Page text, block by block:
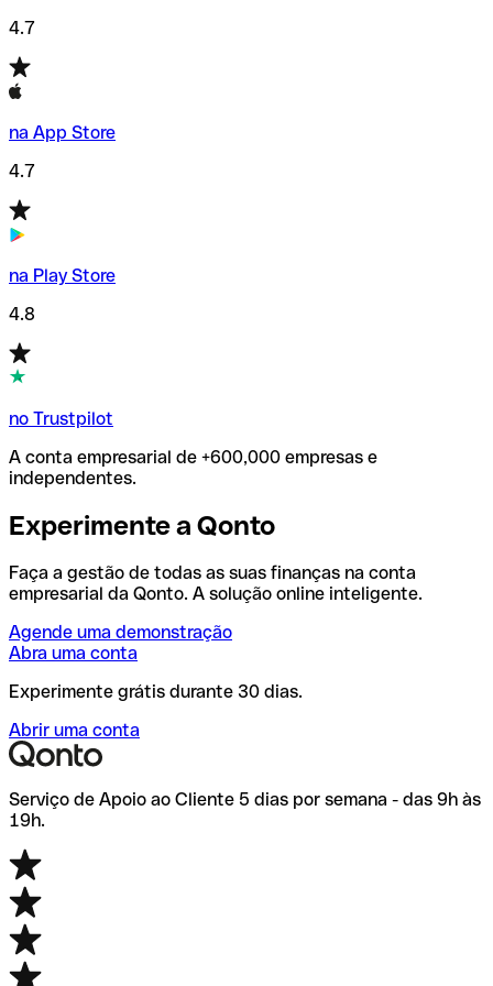
4.7
na App Store
4.7
na Play Store
4.8
no Trustpilot
A conta empresarial de +600,000 empresas e
independentes.
Experimente a Qonto
Faça a gestão de todas as suas finanças na conta
empresarial da Qonto. A solução online inteligente.
Agende uma demonstração
Abra uma conta
Experimente grátis durante 30 dias.
Abrir uma conta
Serviço de Apoio ao Cliente 5 dias por semana - das 9h às
19h.